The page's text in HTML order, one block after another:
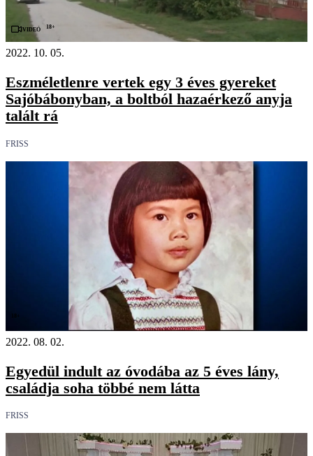
Videó 18+
2022. 10. 05.
Eszméletlenre vertek egy 3 éves gyereket
Sajóbábonyban, a boltból hazaérkező anyja
talált rá
FRISS
18+
2022. 08. 02.
Egyedül indult az óvodába az 5 éves lány,
családja soha többé nem látta
FRISS